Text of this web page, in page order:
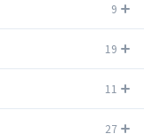
9
19
11
27